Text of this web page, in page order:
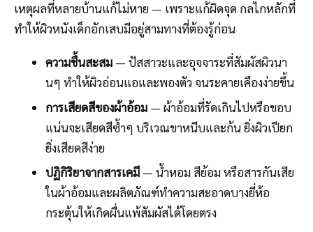
เหตุผลที่หลายบ้านแก้ไม่หาย — เพราะแก้ผิดจุด กลไกหลักที่
ทำให้ผิวหนังเด็กอักเสบมีอยู่สามทางที่ต้องรู้ก่อน
ความชื้นสะสม— ปัสสาวะและอุจจาระที่สัมผัสผิวนา
นๆ ทำให้ผิวอ่อนแอและพองตัว จนระคายเคืองง่ายขึ้น
การเสียดสีของผ้าอ้อม— ผ้าอ้อมที่รัดเกินไปหรือขอบ
แน่นจะเสียดสีซ้ำๆ บริเวณขาหนีบและก้น ยิ่งผิวเปียก
ยิ่งเสียดสีง่าย
ปฏิกิริยาจากสารเคมี— น้ำหอม สีย้อม หรือสารกันเสีย
ในผ้าอ้อมและผลิตภัณฑ์ทำความสะอาดบางยี่ห้อ
กระตุ้นให้เกิดผื่นแพ้สัมผัสได้โดยตรง